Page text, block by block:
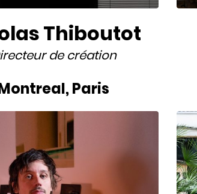
Thiboutot
de création
,Paris